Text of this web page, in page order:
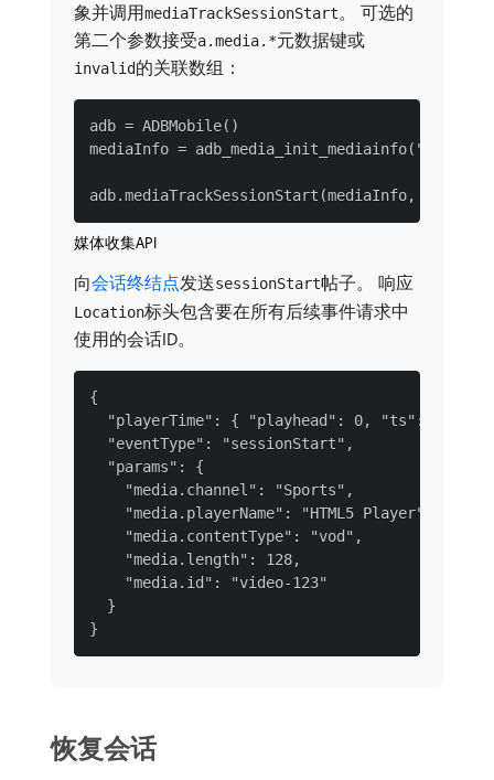
象并调用mediaTrackSessionStart。 可选的
第二个参数接受a.media.*元数据键或
invalid的关联数组：
adb = ADBMobile()
mediaInfo = adb_media_init_mediainfo("video-
媒体收集API
向会话终结点发送sessionStart帖子。 响应
Location标头包含要在所有后续事件请求中
使用的会话ID。
{
"playerTime": { "playhead": 0, "ts":
  "eventType": "sessionStart",
  "params": {
    "media.channel": "Sports",
    "media.playerName": "HTML5 Player",
    "media.contentType": "vod",
    "media.length": 128,
    "media.id": "video-123"
  }
恢复会话